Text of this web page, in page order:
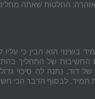
החלטות שאתה
בשינוי הוא הבין כי
של התהליך
נתנה לה סיכוי
תמיד. לבסוף הדבר